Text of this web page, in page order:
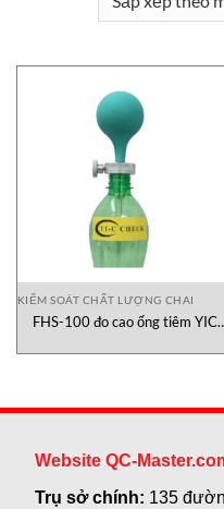
KIỂM SOÁT CHẤT LƯỢNG CHAI
FHS-100 đo cao ống tiêm YIC
Website QC-
Trụ sở chính: 135